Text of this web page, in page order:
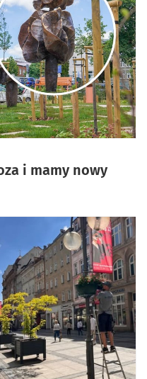
i mamy nowy